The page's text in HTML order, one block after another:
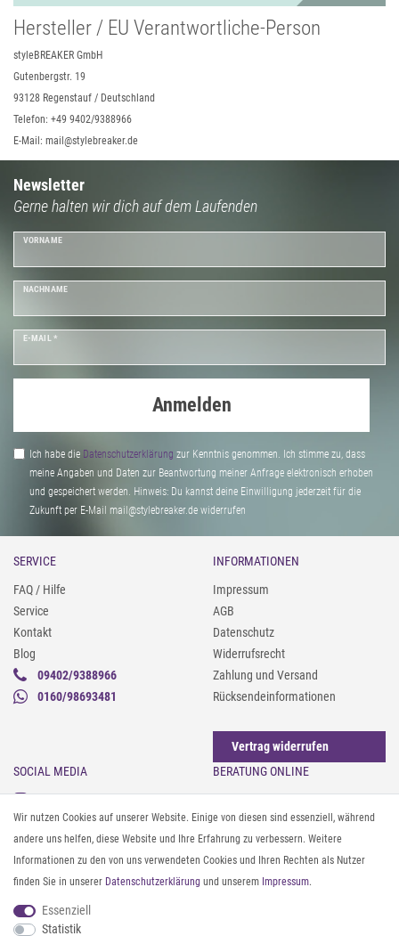
Hersteller / EU Verantwortliche-Person
styleBREAKER GmbH
Gutenbergstr. 19
93128 Regenstauf / Deutschland
Telefon: +49 9402/9388966
E-Mail: mail@stylebreaker.de
Newsletter
Gerne halten wir dich auf dem Laufenden
VORNAME
NACHNAME
E-MAIL *
Anmelden
Ich habe die Daten­schutz­erklärung zur Kenntnis genommen. Ich stimme zu, dass
meine Angaben und Daten zur Beantwortung meiner Anfrage elektronisch erhoben
und gespeichert werden. Hinweis: Du kannst deine Einwilligung jederzeit für die
Zukunft per E-Mail mail@stylebreaker.de widerrufen
SERVICE
FAQ / Hilfe
Service
Kontakt
Blog
09402/9388966
0160/98693481
INFORMATIONEN
Impressum
AGB
Datenschutz
Widerrufsrecht
Zahlung und Versand
Rücksendeinformationen
Vertrag widerrufen
SOCIAL MEDIA
Instagram
Facebook
Pinterest
Twitter
Youtube
Threads
BERATUNG ONLINE
Gürtel messen & kürzen
Sonnenbrillen & UV-Schutz
Textilpflege
Textil- und Material-Guide
Geldbörse richtig organisieren
Wir nutzen Cookies auf unserer Website. Einige von diesen sind essenziell, während
andere uns helfen, diese Website und Ihre Erfahrung zu verbessern. Weitere
Informationen zu den von uns verwendeten Cookies und Ihren Rechten als Nutzer
finden Sie in unserer Daten­schutz­erklärung und unserem Impressum.
Essenziell
Statistik